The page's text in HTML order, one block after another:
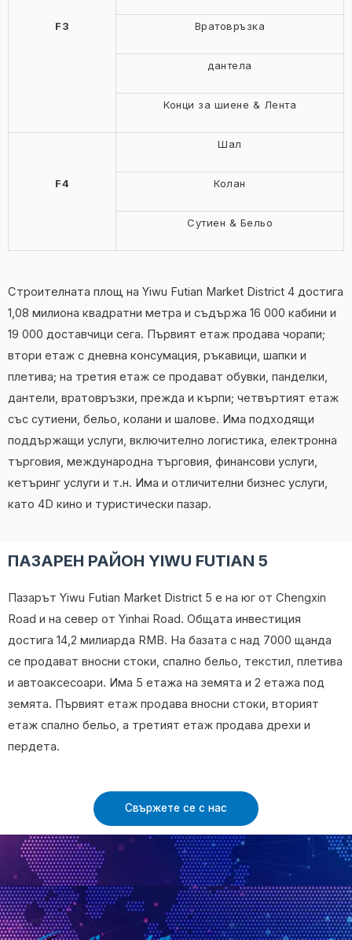
F3 Вратовръзка
дантела
Конци за шиене & Лента
F4
Шал
Колан
Сутиен & Бельо
Строителната площ на Yiwu Futian Market District 4 достига
1,08 милиона квадратни метра и съдържа 16 000 кабини и
19 000 доставчици сега. Първият етаж продава чорапи;
втори етаж с дневна консумация, ръкавици, шапки и
плетива; на третия етаж се продават обувки, панделки,
дантели, вратовръзки, прежда и кърпи; четвъртият етаж
със сутиени, бельо, колани и шалове. Има подходящи
поддържащи услуги, включително логистика, електронна
търговия, международна търговия, финансови услуги,
кетъринг услуги и т.н. Има и отличителни бизнес услуги,
като 4D кино и туристически пазар.
ПАЗАРЕН РАЙОН YIWU FUTIAN 5
Пазарът Yiwu Futian Market District 5 е на юг от Chengxin
Road и на север от Yinhai Road. Общата инвестиция
достига 14,2 милиарда RMB. На базата с над 7000 щанда
се продават вносни стоки, спално бельо, текстил, плетива
и автоаксесоари. Има 5 етажа на земята и 2 етажа под
земята. Първият етаж продава вносни стоки, вторият
етаж спално бельо, а третият етаж продава дрехи и
пердета.
Свържете се с нас